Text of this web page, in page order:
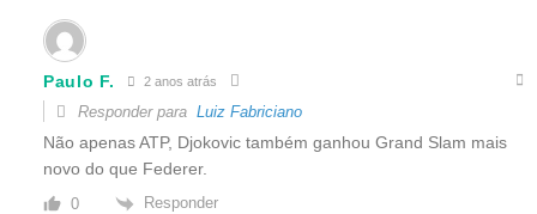
Paulo F. 2 anos atrás
Responder para Luiz Fabriciano
Não apenas ATP, Djokovic também ganhou Grand Slam mais
novo do que Federer.
0 Responder